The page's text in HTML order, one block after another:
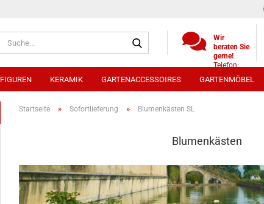
Wir
beraten Sie
gerne!
Telefon:
(0)521
9886494
FIGUREN KERAMIK GARTENACCESSOIRES GARTENMÖBEL
Startseite » Sofortlieferung » Blumenkästen SL
Blumenkästen